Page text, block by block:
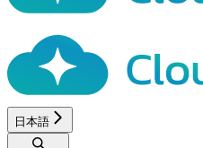
日本語